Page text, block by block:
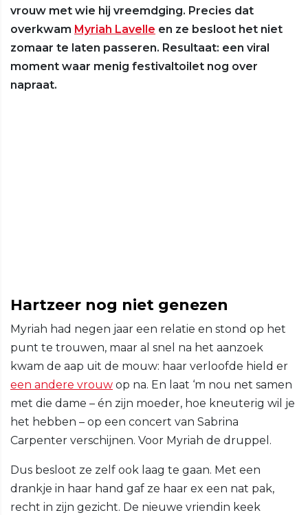
vrouw met wie hij vreemdging. Precies dat
overkwam Myriah Lavelle en ze besloot het niet
zomaar te laten passeren. Resultaat: een viral
moment waar menig festivaltoilet nog over
napraat.
Hartzeer nog niet genezen
Myriah had negen jaar een relatie en stond op het
punt te trouwen, maar al snel na het aanzoek
kwam de aap uit de mouw: haar verloofde hield er
een andere vrouw op na. En laat ‘m nou net samen
met die dame – én zijn moeder, hoe kneuterig wil je
het hebben – op een concert van Sabrina
Carpenter verschijnen. Voor Myriah de druppel.
Dus besloot ze zelf ook laag te gaan. Met een
drankje in haar hand gaf ze haar ex een nat pak,
recht in zijn gezicht. De nieuwe vriendin keek